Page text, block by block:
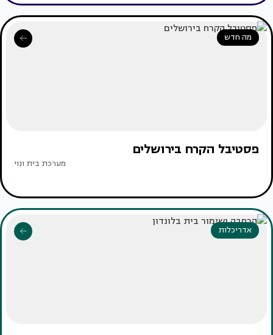
מה חדש
פסטיבל הקרח בירושלים
מערכת בית ונוי
אדריכלות